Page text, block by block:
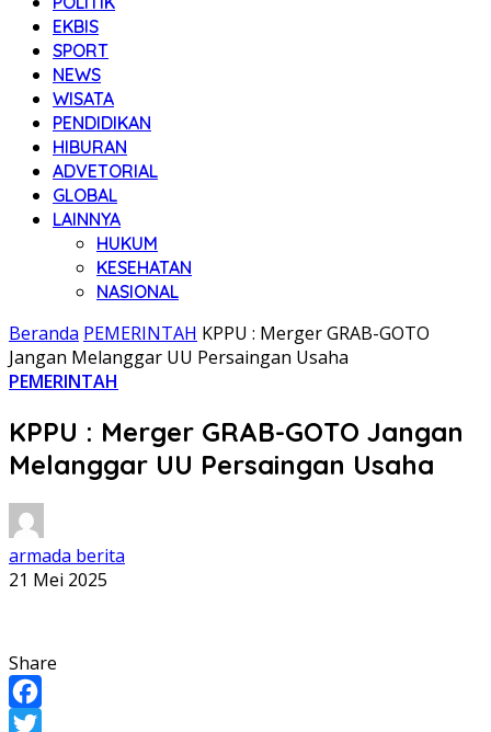
EKBIS
SPORT
NEWS
WISATA
PENDIDIKAN
HIBURAN
ADVETORIAL
GLOBAL
LAINNYA
HUKUM
KESEHATAN
NASIONAL
Beranda PEMERINTAH KPPU : Merger GRAB-GOTO
Jangan Melanggar UU Persaingan Usaha
PEMERINTAH
KPPU : Merger GRAB-GOTO Jangan
Melanggar UU Persaingan Usaha
armada berita
21 Mei 2025
Share
Facebook